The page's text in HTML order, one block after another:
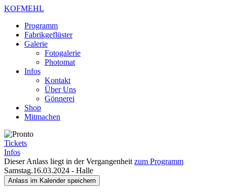
KOFMEHL
Programm
Fabrikgeflüster
Galerie
Fotogalerie
Photomat
Infos
Kontakt
Über Uns
Gönnerei
Shop
Mitmachen
Tickets
Infos
Dieser Anlass liegt in der Vergangenheit zum Programm
Samstag.16.03.2024 - Halle
Anlass im Kalender speichern